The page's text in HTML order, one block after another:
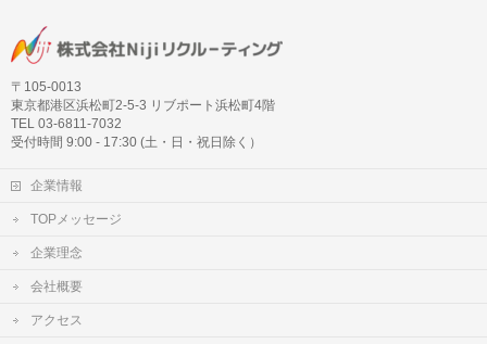
〒105‐0013
東京都港区浜松町2-5-3 リブポート浜松町4階
TEL 03-6811-7032
受付時間 9:00 - 17:30 (土・日・祝日除く）
企業情報
TOPメッセージ
企業理念
会社概要
アクセス